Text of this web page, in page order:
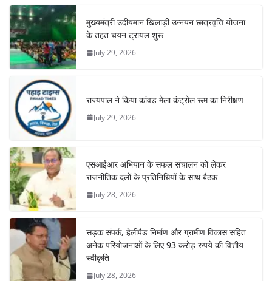
मुख्यमंत्री उदीयमान खिलाड़ी उन्नयन छात्रवृत्ति योजना
के तहत चयन ट्रायल शुरू
July 29, 2026
राज्यपाल ने किया कांवड़ मेला कंट्रोल रूम का निरीक्षण
July 29, 2026
एसआईआर अभियान के सफल संचालन को लेकर
राजनीतिक दलों के प्रतिनिधियों के साथ बैठक
July 28, 2026
सड़क संपर्क, हेलीपैड निर्माण और ग्रामीण विकास सहित
अनेक परियोजनाओं के लिए 93 करोड़ रुपये की वित्तीय
स्वीकृति
July 28, 2026